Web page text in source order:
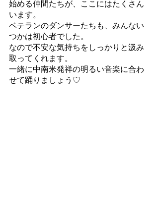
始める仲間たちが、ここにはたくさん
います。
ベテランのダンサーたちも、みんない
つかは初心者でした。
なので不安な気持ちをしっかりと汲み
取ってくれます。
一緒に中南米発祥の明るい音楽に合わ
せて踊りましょう♡